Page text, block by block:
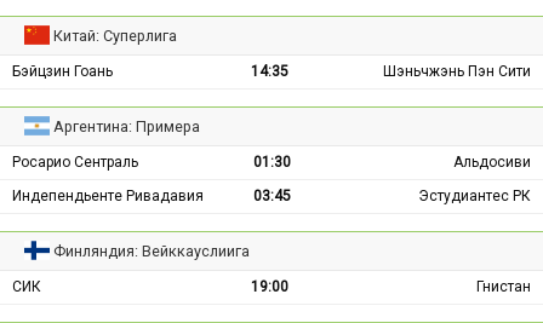
Китай: Суперлига
Бэйцзин Гоань 14:35 Шэньчжэнь Пэн Сити
Аргентина: Примера
Росарио Сентраль 01:30
Альдосиви
Индепендьенте Ривадавия
03:45 Эстудиантес РК
Финляндия: Вейккауслиига
СИК 19:00 Гнистан